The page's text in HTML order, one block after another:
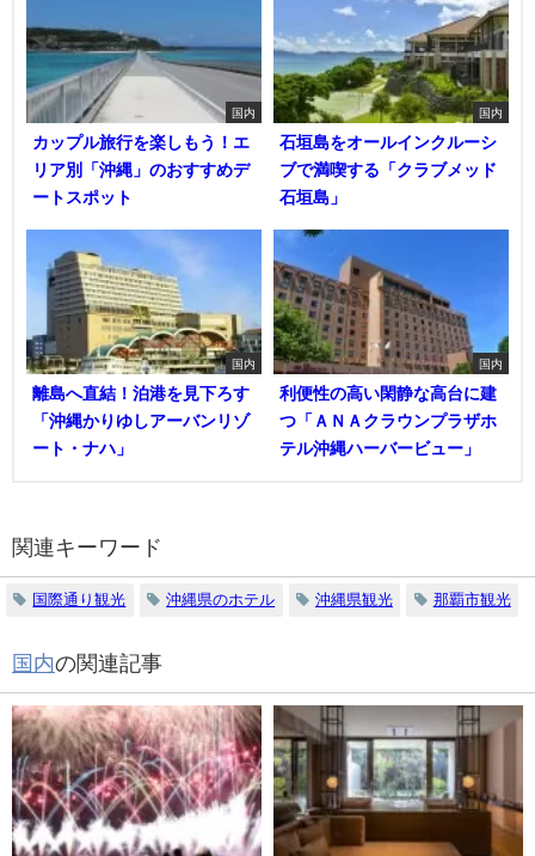
国内
カップル旅行を楽しもう！エ
リア別「沖縄」のおすすめデ
ートスポット
国内
石垣島をオールインクルーシ
ブで満喫する「クラブメッド
石垣島」
国内
離島へ直結！泊港を見下ろす
「沖縄かりゆしアーバンリゾ
ート・ナハ」
国内
利便性の高い閑静な高台に建
つ「ＡＮＡクラウンプラザホ
テル沖縄ハーバービュー」
関連キーワード
国際通り観光 沖縄県のホテル 沖縄県観光 那覇市観光
国内の関連記事